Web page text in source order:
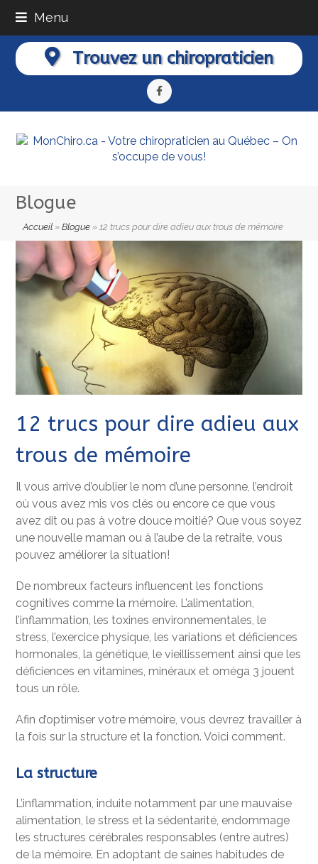
Menu
Trouvez un chiropraticien
Facebook
Blogue
Accueil »Blogue »12 trucs pour dire adieu aux trous de mémoire
12 trucs pour dire adieu aux
trous de mémoire
Il vous arrive d’oublier le nom d’une personne, l’endroit
où vous avez mis vos clés ou encore ce que vous
avez dit ou pas à votre douce moitié? Que vous soyez
une nouvelle maman ou à l’aube de la retraite, vous
pouvez améliorer la situation!
De nombreux facteurs influencent les fonctions
cognitives comme la mémoire. L’alimentation,
l’inflammation, les toxines environnementales, le
stress, l’exercice physique, les variations et déficiences
hormonales, la génétique, le vieillissement ainsi que les
déficiences en vitamines, minéraux et oméga 3 jouent
tous un rôle.
Afin d’optimiser votre mémoire, vous devrez travailler à
la fois sur la structure et la fonction. Voici comment.
La structure
L’inflammation, induite notamment par une mauvaise
alimentation, le stress et la sédentarité, endommage
les structures cérébrales responsables (entre autres)
de la mémoire. En adoptant de saines habitudes de